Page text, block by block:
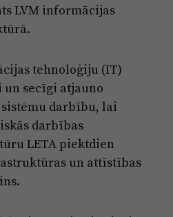
LVM informācijas
tehnoloģiju (IT)
secīgi atjauno
darbību, lai
darbības
LETA piektdien
un attīstības